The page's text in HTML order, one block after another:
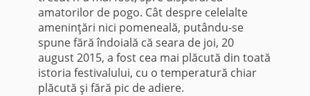
amatorilor de pogo. Cât despre celelalte
ameninţări nici pomeneală, putându-se
spune fără îndoială că seara de joi, 20
august 2015, a fost cea mai plăcută din toată
istoria festivalului, cu o temperatură chiar
plăcută şi fără pic de adiere.